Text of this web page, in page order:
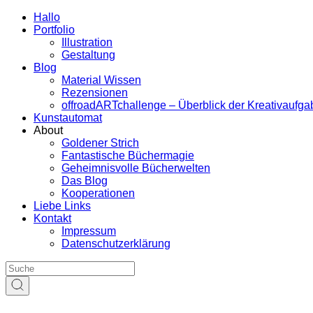
Hallo
Portfolio
Illustration
Gestaltung
Blog
Material Wissen
Rezensionen
offroadARTchallenge – Überblick der
Kunstautomat
About
Goldener Strich
Fantastische Büchermagie
Geheimnisvolle Bücherwelten
Das Blog
Kooperationen
Liebe Links
Kontakt
Impressum
Datenschutzerklärung